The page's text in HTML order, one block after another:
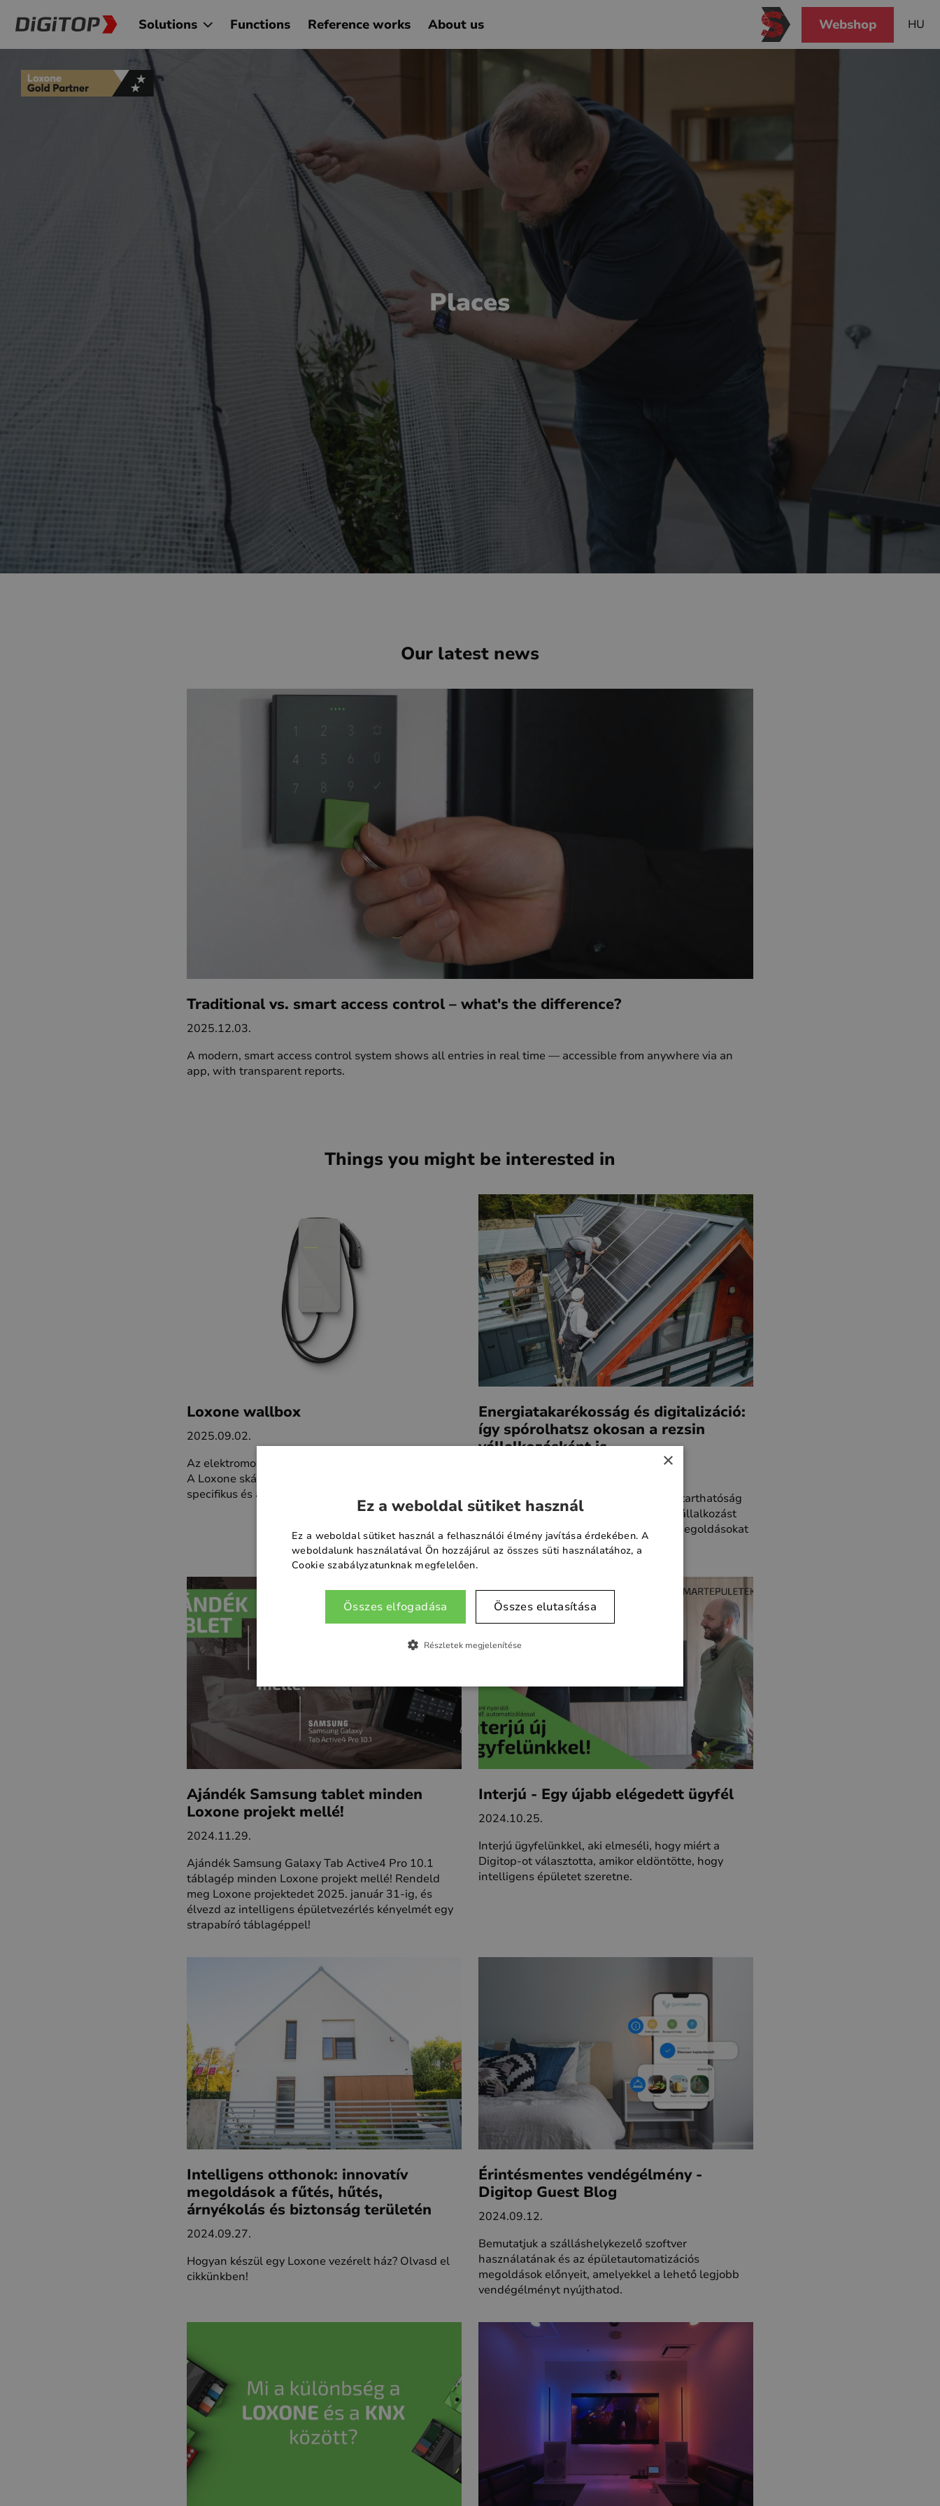
Solutions Functions Reference works About us Webshop HU
Places
Our latest news
Traditional vs. smart access control – what's the difference?
2025.12.03.
A modern, smart access control system shows all entries in real time — accessible from anywhere via an
app, with transparent reports.
Things you might be interested in
Loxone wallbox
2025.09.02.
Az elektromos járművek használata egyre növekszik.
A Loxone skálázható megoldást kínál felhasználó-
specifikus és automatizált módon.
Energiatakarékosság és digitalizáció:
így spórolhatsz okosan a rezsin
vállalkozásként is
A rezsiköltségek növekedése és a fenntarthatóság
iránti elköteleződés egyre több hazai vállalkozást
ösztönöz arra, hogy energiahatékony megoldásokat
keressen.
Ajándék Samsung tablet minden
Loxone projekt mellé!
2024.11.29.
Ajándék Samsung Galaxy Tab Active4 Pro 10.1
táblagép minden Loxone projekt mellé! Rendeld
meg Loxone projektedet 2025. január 31-ig, és
élvezd az intelligens épületvezérlés kényelmét egy
strapabíró táblagéppel!
Interjú - Egy újabb elégedett ügyfél
2024.10.25.
Interjú ügyfelünkkel, aki elmeséli, hogy miért a
Digitop-ot választotta, amikor eldöntötte, hogy
intelligens épületet szeretne.
Intelligens otthonok: innovatív
megoldások a fűtés, hűtés,
árnyékolás és biztonság területén
2024.09.27.
Hogyan készül egy Loxone vezérelt ház? Olvasd el
cikkünkben!
Érintésmentes vendégélmény -
Digitop Guest Blog
2024.09.12.
Bemutatjuk a szálláshelykezelő szoftver
használatának és az épületautomatizációs
megoldások előnyeit, amelyekkel a lehető legjobb
vendégélményt nyújthatod.
×
Ez a weboldal sütiket használ
Ez a weboldal sütiket használ a felhasználói élmény javítása érdekében. A
weboldalunk használatával Ön hozzájárul az összes süti használatához, a
Cookie szabályzatunknak megfelelően.
Összes elfogadása Összes elutasítása
Részletek megjelenítése